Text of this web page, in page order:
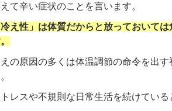
て辛い症状のことを言います。
冷え性」は体質だからと放っておいては
の原因の多くは体温調節の命令を出
レスや不規則な日常生活を続けてい